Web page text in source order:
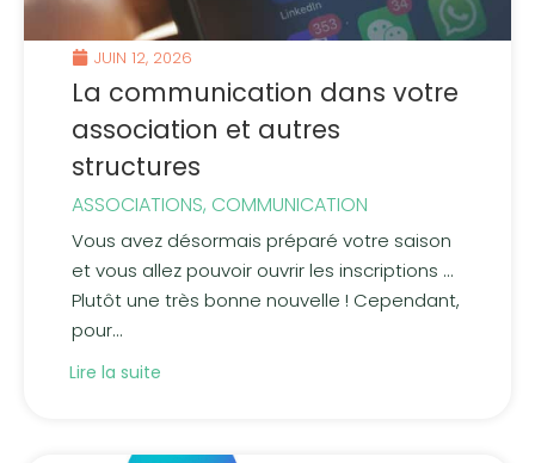
JUIN 12, 2026
La communication dans votre
association et autres
structures
ASSOCIATIONS, COMMUNICATION
Vous avez désormais préparé votre saison
et vous allez pouvoir ouvrir les inscriptions …
Plutôt une très bonne nouvelle ! Cependant,
pour...
Lire la suite